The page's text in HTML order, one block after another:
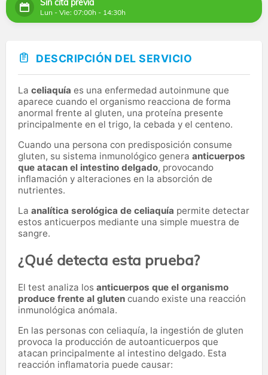
Sin cita previa
Lun - Vie: 07:00h - 14:30h
DESCRIPCIÓN DEL SERVICIO
La celiaquía es una enfermedad autoinmune que
aparece cuando el organismo reacciona de forma
anormal frente al gluten, una proteína presente
principalmente en el trigo, la cebada y el centeno.
Cuando una persona con predisposición consume
gluten, su sistema inmunológico genera anticuerpos
que atacan el intestino delgado, provocando
inflamación y alteraciones en la absorción de
nutrientes.
La analítica serológica de celiaquía permite detectar
estos anticuerpos mediante una simple muestra de
sangre.
¿Qué detecta esta prueba?
El test analiza los anticuerpos que el organismo
produce frente al gluten cuando existe una reacción
inmunológica anómala.
En las personas con celiaquía, la ingestión de gluten
provoca la producción de autoanticuerpos que
atacan principalmente al intestino delgado. Esta
reacción inflamatoria puede causar: